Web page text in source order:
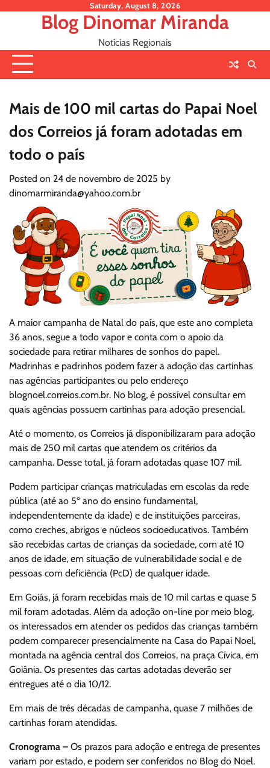
Saturday, August 8, 2026
Blog Dinomar Miranda
Notícias Regionais
Mais de 100 mil cartas do Papai Noel
dos Correios já foram adotadas em
todo o país
Posted on 24 de novembro de 2025 by
dinomarmiranda@yahoo.com.br
A maior campanha de Natal do país, que este ano completa
36 anos, segue a todo vapor e conta com o apoio da
sociedade para retirar milhares de sonhos do papel.
Madrinhas e padrinhos podem fazer a adoção das cartinhas
nas agências participantes ou pelo endereço
blognoel.correios.com.br. No blog, é possível consultar em
quais agências possuem cartinhas para adoção presencial.
Até o momento, os Correios já disponibilizaram para adoção
mais de 250 mil cartas que atendem os critérios da
campanha. Desse total, já foram adotadas quase 107 mil.
Podem participar crianças matriculadas em escolas da rede
pública (até ao 5º ano do ensino fundamental,
independentemente da idade) e de instituições parceiras,
como creches, abrigos e núcleos socioeducativos. Também
são recebidas cartas de crianças da sociedade, com até 10
anos de idade, em situação de vulnerabilidade social e de
pessoas com deficiência (PcD) de qualquer idade.
Em Goiás, já foram recebidas mais de 10 mil cartas e quase 5
mil foram adotadas. Além da adoção on-line por meio blog,
os interessados em atender os pedidos das crianças também
podem comparecer presencialmente na Casa do Papai Noel,
montada na agência central dos Correios, na praça Cívica, em
Goiânia. Os presentes das cartas adotadas deverão ser
entregues até o dia 10/12.
Em mais de três décadas de campanha, quase 7 milhões de
cartinhas foram atendidas.
Cronograma – Os prazos para adoção e entrega de presentes
variam por estado, e podem ser conferidos no Blog do Noel.